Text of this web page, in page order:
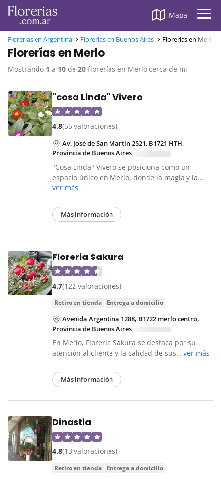
Mapa
Florerías en Argentina Florerías en Buenos Aires Florerías en Merlo
Florerías en Merlo
Mostrando 1 a 10 de 20 florerías en Merlo cerca de mi
"cosa Linda" Vivero
4.8(55 valoraciones)
Av. José de San Martín 2521, B1721 HTH,
Provincia de Buenos Aires ·
"Cosa Linda" Vivero se posiciona como un
espacio único en Merlo, donde la magia y la…
ver más
Más información
Floreria Sakura
4.7(122 valoraciones)
retiro en tienda entrega a domicilio
Avenida Argentina 1288, B1722 merlo centro,
Provincia de Buenos Aires ·
En Merlo, Florería Sakura se destaca por su
atención al cliente y la calidad de sus… ver más
Más información
Dinastia
4.8(13 valoraciones)
retiro en tienda entrega a domicilio